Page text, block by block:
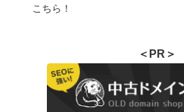
こちら！
＜PR＞